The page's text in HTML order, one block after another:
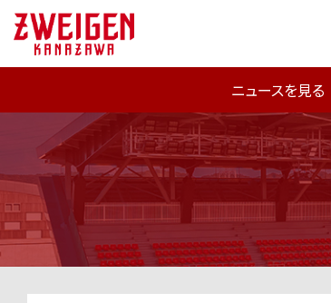
ニュースを見る